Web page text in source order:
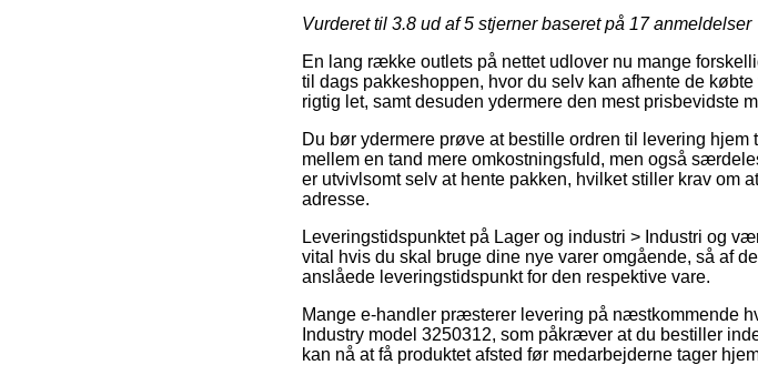
Vurderet til 3.8 ud af 5 stjerner baseret på 17anmeldelser
En lang række outlets på nettet udlover nu mange
til dags pakkeshoppen, hvor du selv kan afhente de
rigtig let, samt desuden ydermere den mest prisbevidste
Du bør ydermere prøve at bestille ordren til levering
mellem en tand mere omkostningsfuld, men også
er utvivlsomt selv at hente pakken, hvilket stiller krav om
adresse.
Leveringstidspunktet på Lager og industri > Industri og
vital hvis du skal bruge dine nye varer omgående, så af
anslåede leveringstidspunkt for den respektive vare.
Mange e-handler præsterer levering på næstkommende
Industry model 3250312, som påkræver at du bestiller
kan nå at få produktet afsted før medarbejderne tager